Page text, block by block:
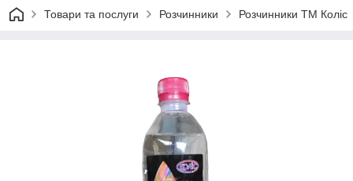
Товари та послуги Розчинники Розчинники ТМ Коліс